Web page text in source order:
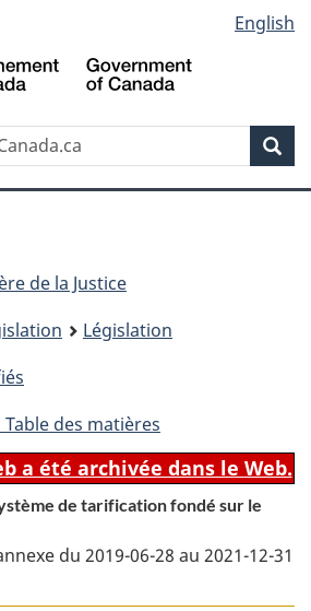
au
contenu
propos
de
la
HTML
simplifiée
English
de la Justice
Législation
des matières
a été archivée dans le Web.
de tarification fondé sur le
du 2019-06-28 au 2021-12-31